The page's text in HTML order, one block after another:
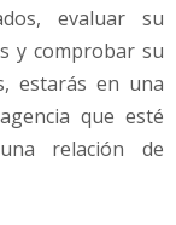
evaluar su
y comprobar su
estarás en una
que esté
relación de